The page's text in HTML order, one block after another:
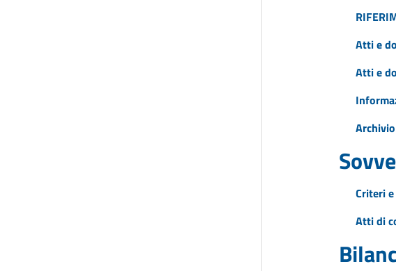
Atti e
Atti e
Criteri
Atti di